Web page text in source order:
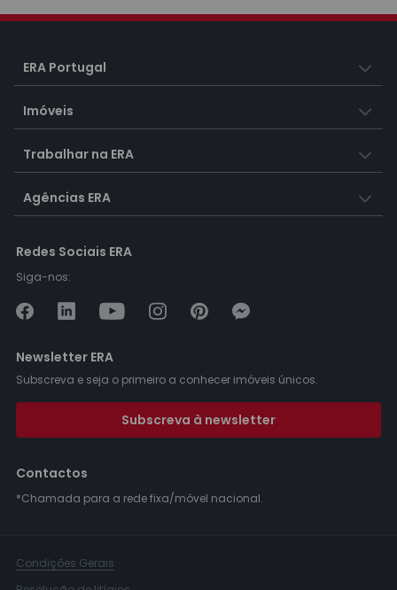
ERA Portugal
Imóveis
Trabalhar na ERA
Agências ERA
Redes Sociais ERA
Siga-nos:
Newsletter ERA
Subscreva e seja o primeiro a conhecer imóveis únicos.
Subscreva à newsletter
Contactos
*Chamada para a rede fixa/móvel nacional.
Condições Gerais